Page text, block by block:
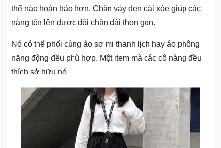
thể nào hoàn hảo hơn. Chân váy đen dài xòe giúp các
nàng tôn lên được đôi chân dài thon gọn.
Nó có thể phối cùng áo sơ mi thanh lịch hay áo phông
năng động đều phù hợp. Một item mà các cô nàng đều
thích sở hữu nó.